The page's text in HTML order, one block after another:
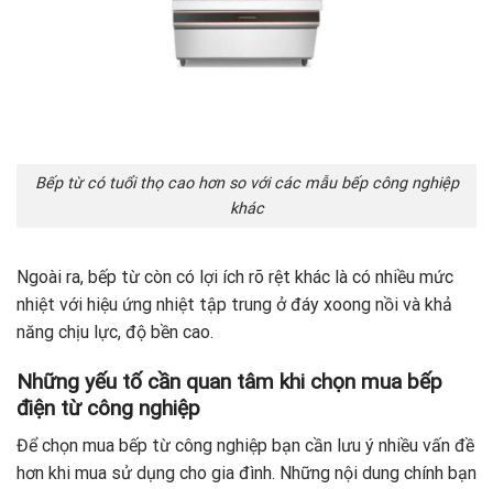
Bếp từ có tuổi thọ cao hơn so với các mẫu bếp công nghiệp
khác
Ngoài ra, bếp từ còn có lợi ích rõ rệt khác là có nhiều mức
nhiệt với hiệu ứng nhiệt tập trung ở đáy xoong nồi và khả
năng chịu lực, độ bền cao.
Những yếu tố cần quan tâm khi chọn mua bếp
điện từ công nghiệp
Để chọn mua bếp từ công nghiệp bạn cần lưu ý nhiều vấn đề
hơn khi mua sử dụng cho gia đình. Những nội dung chính bạn